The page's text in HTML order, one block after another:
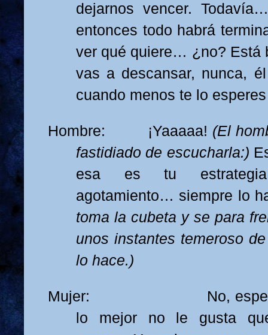
dejarnos vencer.
entonces todo habrá
ver qué quiere… ¿no? Está
vas a descansar, nunca,
cuando menos te lo
Hombre: ¡Yaaaaa! (El
fastidiado de escucharla:)
esa es tu
agotamiento… siempre lo
toma la cubeta y se para
unos instantes temeroso
lo hace.)
Mujer: No, espera…
lo mejor no le gusta